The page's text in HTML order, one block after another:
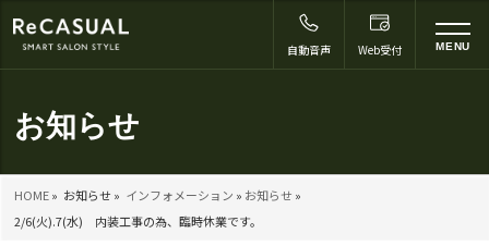
お知らせ
HOME» お知らせ » インフォメーション » お知らせ »
2/6(火).7(水) 内装工事の為、臨時休業です。
自動音声 Web受付 MENU